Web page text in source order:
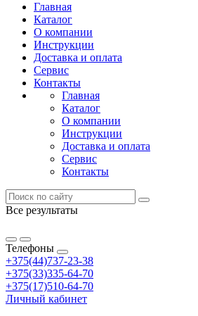
Главная
Каталог
О компании
Инструкции
Доставка и оплата
Сервис
Контакты
Главная
Каталог
О компании
Инструкции
Доставка и оплата
Сервис
Контакты
Все результаты
Телефоны
+375(44)737-23-38
+375(33)335-64-70
+375(17)510-64-70
Личный кабинет